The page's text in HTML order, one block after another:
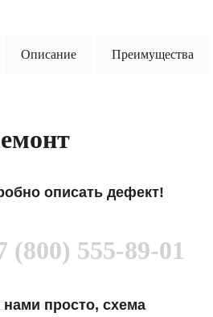
Описание Преимущества
описать дефект!
(800) 555-89-01
нами просто, схема